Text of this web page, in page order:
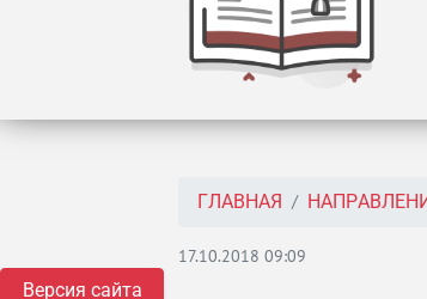
Версия сайта
ГЛАВНАЯ
17.10.2018 09:09